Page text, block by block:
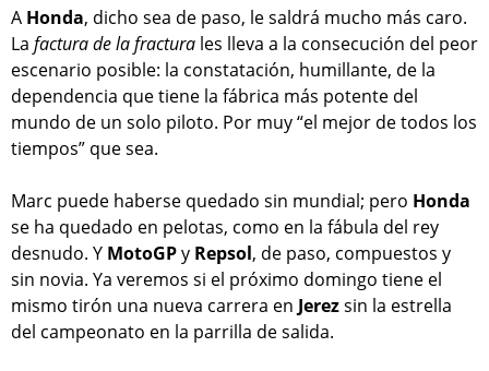
A Honda, dicho sea de paso, le saldrá mucho más caro.
La factura de la fractura les lleva a la consecución del peor
escenario posible: la constatación, humillante, de la
dependencia que tiene la fábrica más potente del
mundo de un solo piloto. Por muy “el mejor de todos los
tiempos” que sea.
Marc puede haberse quedado sin mundial; pero Honda
se ha quedado en pelotas, como en la fábula del rey
desnudo. Y MotoGPy Repsol, de paso, compuestos y
sin novia. Ya veremos si el próximo domingo tiene el
mismo tirón una nueva carrera en Jerezsin la estrella
del campeonato en la parrilla de salida.